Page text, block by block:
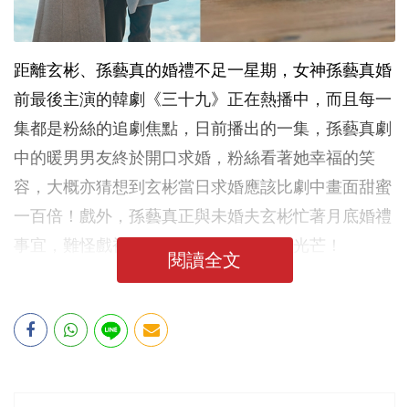
距離玄彬、孫藝真的婚禮不足一星期，女神孫藝真婚
前最後主演的韓劇《三十九》正在熱播中，而且每一
集都是粉絲的追劇焦點，日前播出的一集，孫藝真劇
中的暖男男友終於開口求婚，粉絲看著她幸福的笑
容，大概亦猜想到玄彬當日求婚應該比劇中畫面甜蜜
一百倍！戲外，孫藝真正與未婚夫玄彬忙著月底婚禮
事宜，難怪戲裡、戲外都散發著幸福的光芒！
閱讀全文